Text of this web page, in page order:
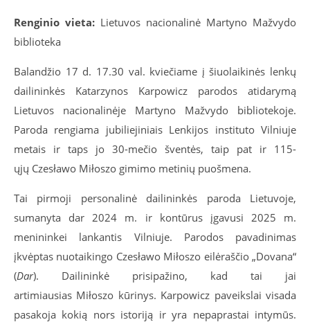
Renginio vieta: Lietuvos nacionalinė Martyno Mažvydo
biblioteka
Balandžio 17 d. 17.30 val. kviečiame į šiuolaikinės lenkų
dailininkės Katarzynos Karpowicz parodos atidarymą
Lietuvos nacionalinėje Martyno Mažvydo bibliotekoje.
Paroda rengiama jubiliejiniais Lenkijos instituto Vilniuje
metais ir taps jo 30-mečio šventės, taip pat ir 115-
ųjų Czesławo Miłoszo gimimo metinių puošmena.
Tai pirmoji personalinė dailininkės paroda Lietuvoje,
sumanyta dar 2024 m. ir kontūrus įgavusi 2025 m.
menininkei lankantis Vilniuje. Parodos pavadinimas
įkvėptas nuotaikingo Czesławo Miłoszo eilėraščio „Dovana“
(Dar). Dailininkė prisipažino, kad tai jai
artimiausias Miłoszo kūrinys. Karpowicz paveikslai visada
pasakoja kokią nors istoriją ir yra nepaprastai intymūs.